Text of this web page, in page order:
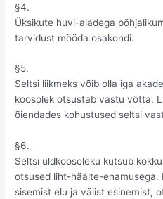
§4.
Üksikute huvi-aladega
tarvidust mööda osakondi.
§5.
Seltsi liikmeks võib olla iga
koosolek otsustab vastu võtta.
õiendades kohustused seltsi
§6.
Seltsi üldkoosoleku kutsub
otsused liht-häälte-enamusega.
sisemist elu ja välist esinemist,